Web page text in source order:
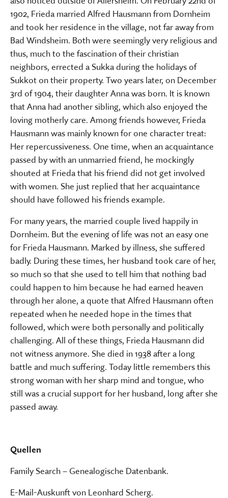
1902, Frieda married Alfred Hausmann from Dornheim
and took her residence in the village, not far away from
Bad Windsheim. Both were seemingly very religious and
thus, much to the fascination of their christian
neighbors, errected a Sukka during the holidays of
Sukkot on their property. Two years later, on December
3rd of 1904, their daughter Anna was born. It is known
that Anna had another sibling, which also enjoyed the
loving motherly care. Among friends however, Frieda
Hausmann was mainly known for one character treat:
Her repercussiveness. One time, when an acquaintance
passed by with an unmarried friend, he mockingly
shouted at Frieda that his friend did not get involved
with women. She just replied that her acquaintance
should have followed his friends example.
For many years, the married couple lived happily in
Dornheim. But the evening of life was not an easy one
for Frieda Hausmann. Marked by illness, she suffered
badly. During these times, her husband took care of her,
so much so that she used to tell him that nothing bad
could happen to him because he had earned heaven
through her alone, a quote that Alfred Hausmann often
repeated when he needed hope in the times that
followed, which were both personally and politically
challenging. All of these things, Frieda Hausmann did
not witness anymore. She died in 1938 after a long
battle and much suffering. Today little remembers this
strong woman with her sharp mind and tongue, who
still was a crucial support for her husband, long after she
passed away.
Quellen
Family Search – Genealogische Datenbank.
E-Mail-Auskunft von Leonhard Scherg.